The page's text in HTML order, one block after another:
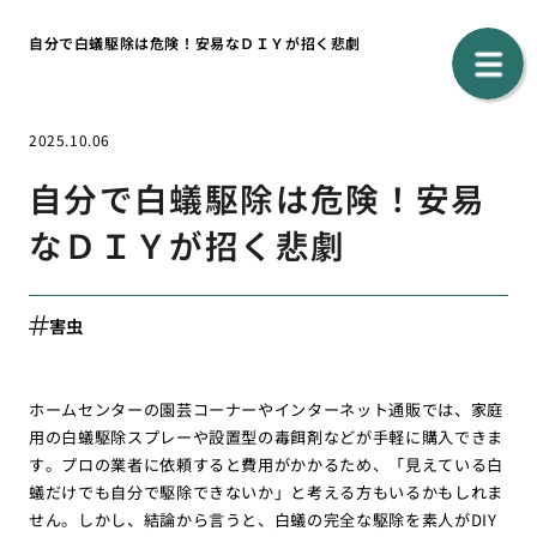
自分で白蟻駆除は危険！安易なＤＩＹが招く悲劇
2025.10.06
自分で白蟻駆除は危険！安易
なＤＩＹが招く悲劇
害虫
ホームセンターの園芸コーナーやインターネット通販では、家庭
用の白蟻駆除スプレーや設置型の毒餌剤などが手軽に購入できま
す。プロの業者に依頼すると費用がかかるため、「見えている白
蟻だけでも自分で駆除できないか」と考える方もいるかもしれま
せん。しかし、結論から言うと、白蟻の完全な駆除を素人がDIY